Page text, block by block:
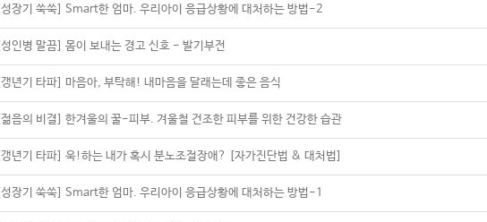
[성장기 쑥쑥] Smart한 엄마. 우리아이 응급상황에 대처하는 방법-2
[성인병 말끔] 몸이 보내는 경고 신호 - 발기부전
[갱년기 타파] 마음아, 부탁해! 내마음을 달래는데 좋은 음식
[젊음의 비결] 한겨울의 꿀-피부. 겨울철 건조한 피부를 위한 건강한 습관
[갱년기 타파] 욱!하는 내가 혹시 분노조절장애? [자가진단법 & 대처법]
[성장기 쑥쑥] Smart한 엄마. 우리아이 응급상황에 대처하는 방법-1